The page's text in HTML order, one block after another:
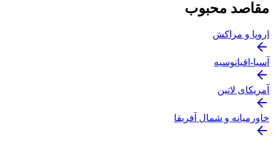
مقاصد محبوب
اروپا و مراکش
آسیا-اقیانوسیه
آمریکای لاتین
خاورمیانه و شمال آفریقا